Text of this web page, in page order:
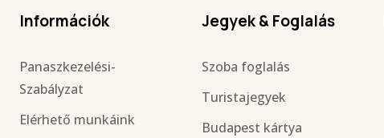
Információk
Panaszkezelési-
Szabályzat
Elérhető munkáink
Jegyek & Foglalás
Szoba foglalás
Turistajegyek
Budapest kártya